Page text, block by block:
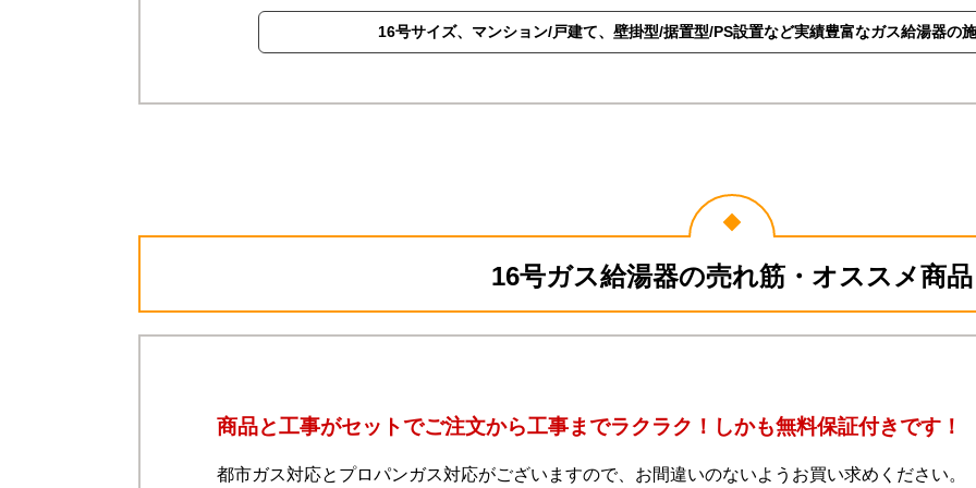
16号サイズ、マンション/戸建て、壁掛型/据置型/PS設置など実績豊富なガス給湯器の
16号ガス給湯器の売れ筋・オススメ商品
商品と工事がセットでご注文から工事までラクラク！しかも無料保証付きです！
都市ガス対応とプロパンガス対応がございますので、お間違いのないようお買い求めください。